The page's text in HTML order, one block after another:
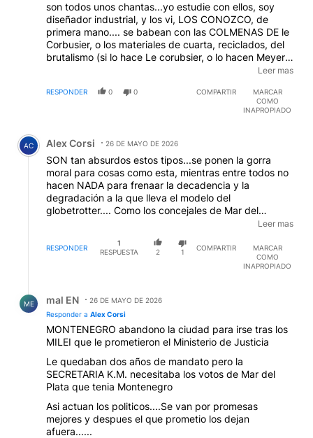
son todos unos chantas...yo estudie con ellos, soy
diseñador industrial, y los vi, LOS CONOZCO, de
primera mano.... se babean con las COLMENAS DE le
Corbusier, o los materiales de cuarta, reciclados, del
brutalismo (si lo hace Le corubsier, o lo hacen Meyer o
gropius es arte...si lo hace un tipo que no llega a fin
EXITENZMINUM, mientras si quieres regularizar una
obra, te ponen trabas y palos por cada detalle
están entongados con los jueces de faltas...el otro dia,
le cobraron a un tipo que construyó un primer piso sin
permiso...DIECISEITE MILLONES DE PESOS, por 60
metros sin declarar...UNOS CHORROS.
EDITADO
Leer mas
RESPONDER 0 0 COMPARTIR
MARCAR
COMO
INAPROPIADO
Comentario de Alex Corsi.
AC Alex Corsi 26 DE MAYO DE 2026
SON tan absurdos estos tipos...se ponen la gorra
moral para cosas como esta, mientras entre todos no
hacen NADA para frenaar la decadencia y la
degradación a la que lleva el modelo del
globetrotter.... Como los concejales de Mar del
Plata...la ciudad se cae a pedazos, y ellos estan
debatiendo ponerle al paseo de la costa "Guillermo
Vilas"...
Leer mas
RESPONDER
1
RESPUESTA
2 1
COMPARTIR
MARCAR
COMO
INAPROPIADO
ME mal EN
26 DE MAYO DE 2026
Responder a Alex Corsi
MONTENEGRO abandono la ciudad para irse tras los
MILEI que le prometieron el Ministerio de Justicia
Le quedaban dos años de mandato pero la
SECRETARIA K.M. necesitaba los votos de Mar del
Plata que tenia Montenegro
Asi actuan los politicos....Se van por promesas
mejores y despues el que prometio los dejan
afuera......